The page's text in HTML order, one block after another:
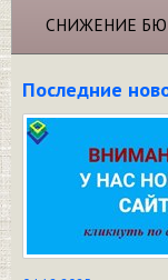
СНИЖЕНИЕ
Последние